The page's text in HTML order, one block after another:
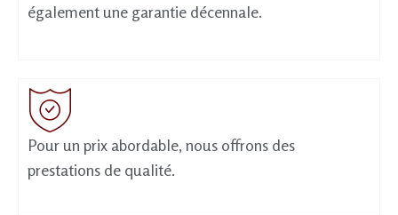
également une garantie décennale.
Pour un prix abordable, nous offrons des
prestations de qualité.